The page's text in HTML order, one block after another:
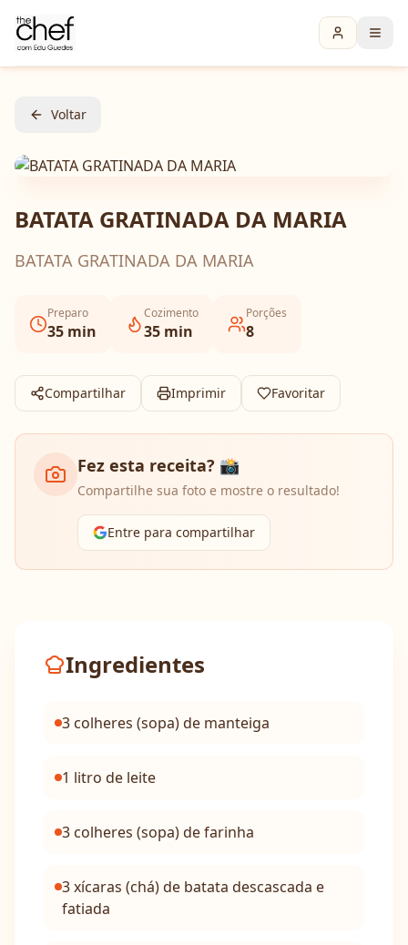
Voltar
BATATA GRATINADA DA MARIA
BATATA GRATINADA DA MARIA
Preparo
35 min
Cozimento
35 min
Porções
8
Compartilhar Imprimir Favoritar
Fez esta receita? 📸
Compartilhe sua foto e mostre o resultado!
Entre para compartilhar
Ingredientes
3 colheres (sopa) de manteiga
1 litro de leite
3 colheres (sopa) de farinha
3 xícaras (chá) de batata descascada e
fatiada